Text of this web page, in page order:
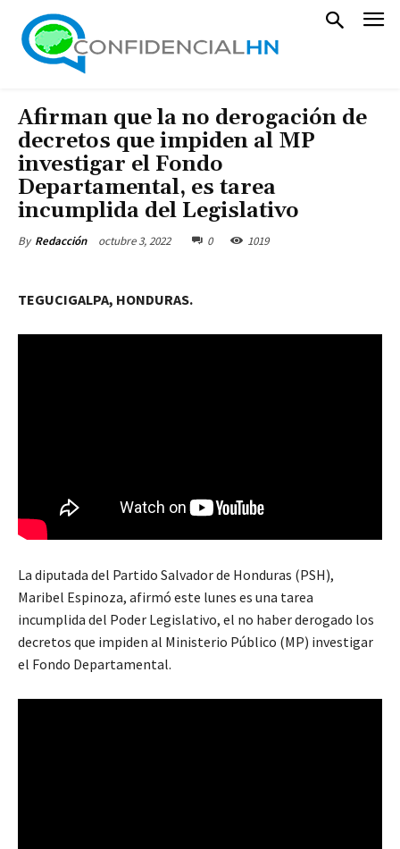
Afirman que la no derogación de
decretos que impiden al MP
investigar el Fondo
Departamental, es tarea
incumplida del Legislativo
By Redacción octubre 3, 2022 0 1019
TEGUCIGALPA, HONDURAS.
La diputada del Partido Salvador de Honduras (PSH),
Maribel Espinoza, afirmó este lunes es una tarea
incumplida del Poder Legislativo, el no haber derogado los
decretos que impiden al Ministerio Público (MP) investigar
el Fondo Departamental.